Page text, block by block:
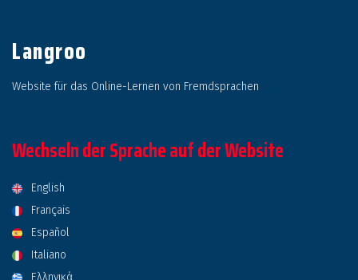
Langroo
Website für das Online-Lernen von Fremdsprachen
Wechseln der Sprache auf der Website
English
Français
Español
Italiano
Ελληνικά